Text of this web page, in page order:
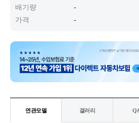
배기량
-
가격
-
연관모델 갤러리